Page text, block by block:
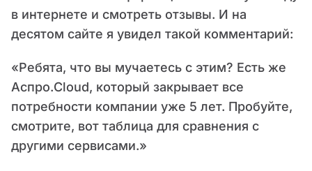
в интернете и смотреть отзывы. И на
десятом сайте я увидел такой комментарий:
«Ребята, что вы мучаетесь с этим? Есть же
Аспро.Cloud, который закрывает все
потребности компании уже 5 лет. Пробуйте,
смотрите, вот таблица для сравнения с
другими сервисами.»